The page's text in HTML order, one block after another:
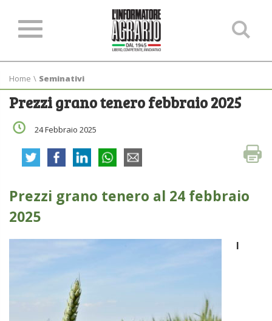
Home \ Seminativi
Prezzi grano tenero febbraio 2025
24 Febbraio 2025
Prezzi grano tenero al 24 febbraio
2025
I